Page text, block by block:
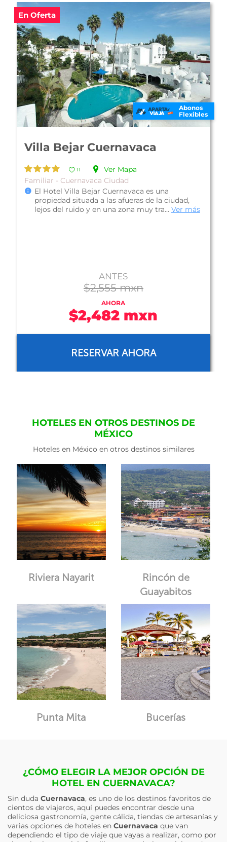
En Oferta
Abonos
Flexibles
Camino Real Sumiya
Ver Mapa
De Lujo - Cuernavaca Ciudad
Plan Solo Hospedaje
El Hotel Camino Real Sumiya, está ubicado al
sureste de Cuernavaca en uno de los más
ANTES
$1,503 mxn
AHORA
$1,383 mxn
RESERVAR AHORA
HOTELES EN OTROS DESTINOS DE
MÉXICO
Hoteles en México en otros destinos similares
Riviera Nayarit
Rincón de
Guayabitos
Punta Mita Bucerías
¿CÓMO ELEGIR LA MEJOR OPCIÓN DE
HOTEL EN CUERNAVACA?
Sin duda Cuernavaca, es uno de los destinos favoritos de
cientos de viajeros, aquí puedes encontrar desde una
deliciosa gastronomía, gente cálida, tiendas de artesanías y
varias opciones de hoteles en Cuernavaca que van
dependiendo el tipo de viaje que vayas a realizar, como por